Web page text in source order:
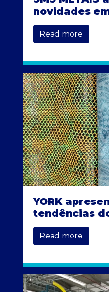
novidades
Read more
YORK
tendências
Read more